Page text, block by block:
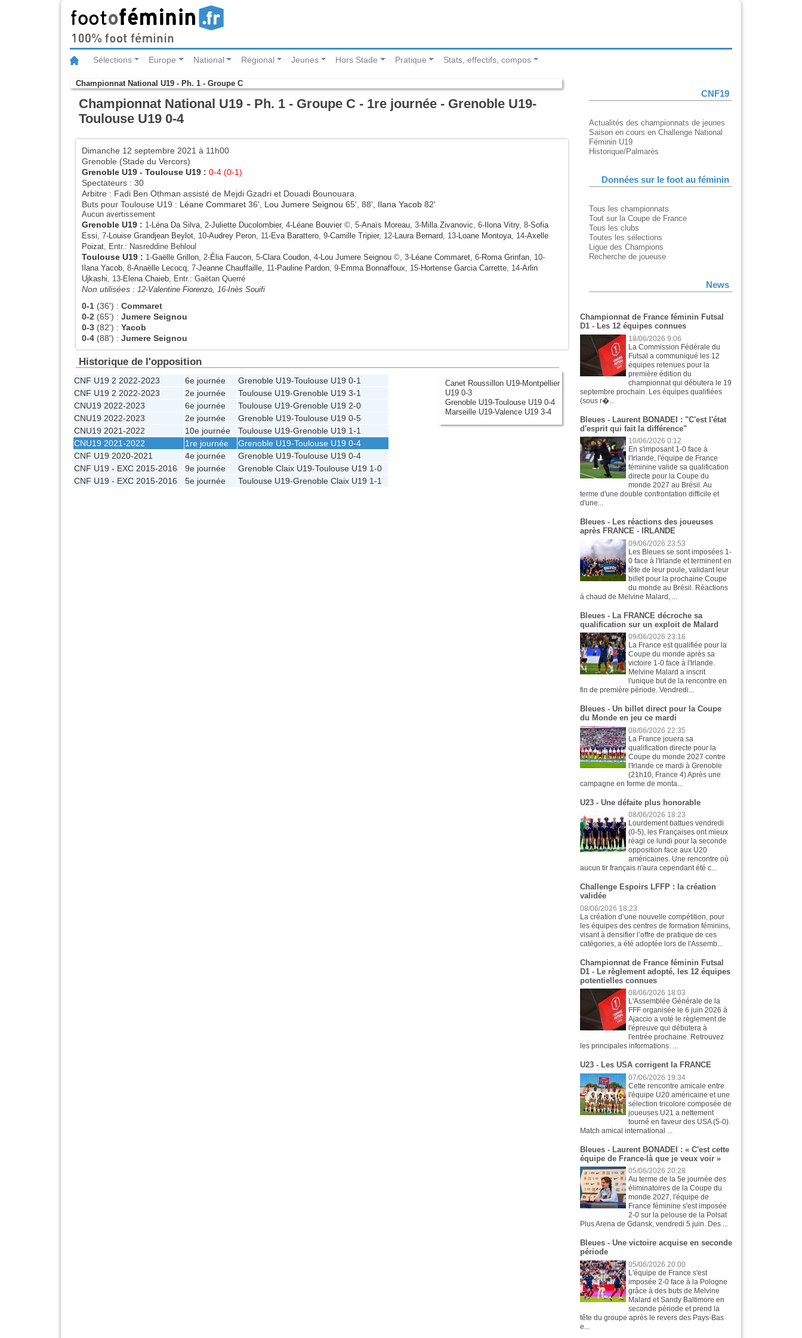
Sélections Europe National Régional Jeunes Hors Stade Pratique Stats, effectifs, compos
Championnat National U19 - Ph. 1 - Groupe C
Championnat National U19 - Ph. 1 - Groupe C - 1re journée - Grenoble U19-
Toulouse U19 0-4
Dimanche 12 septembre 2021 à 11h00
Grenoble (Stade du Vercors)
Grenoble U19 - Toulouse U19 : 0-4 (0-1)
Spectateurs : 30
Arbitre : Fadi Ben Othman assisté de Mejdi Gzadri et Douadi Bounouara.
Buts pour Toulouse U19 : Léane Commaret 36', Lou Jumere Seignou 65', 88', Ilana Yacob 82'
Aucun avertissement
Grenoble U19 : 1- Léna Da Silva , 2-Juliette Ducolombier, 4- Léane Bouvier ©, 5-Anaïs Moreau , 3-Milla Zivanovic , 6- Ilona Vitry, 8-Sofia
Essi , 7- Louise Grandjean Beylot , 10-Audrey Peron , 11-Eva Barattero , 9-Camille Tripier, 12- Laura Bernard , 13- Loane Montoya , 14-Axelle
Poizat , Entr.: Nasreddine Behloul
Toulouse U19 : 1-Gaëlle Grillon , 2-Élia Faucon , 5-Clara Coudon , 4- Lou Jumere Seignou ©, 3- Léane Commaret , 6-Roma Grinfan , 10-
Ilana Yacob , 8-Anaëlle Lecocq , 7-Jeanne Chauffaille , 11-Pauline Pardon , 9-Emma Bonnaffoux , 15-Hortense Garcia Carrette , 14-Arlin
Ujkashi , 13-Elena Chaieb , Entr.: Gaëtan Querré
Non utilisées : 12-Valentine Fiorenzo , 16-Inès Souifi
0-1 (36') : Commaret
0-2 (65') : Jumere Seignou
0-3 (82') : Yacob
0-4 (88') : Jumere Seignou
Historique de l'opposition
CNF U19 2 2022-2023 6e journée Grenoble U19-Toulouse U19 0-1
CNF U19 2 2022-2023
2e journée Toulouse U19-Grenoble U19 3-1
CNU19 2022-2023
6e journée Toulouse U19-Grenoble U19 2-0
CNU19 2022-2023
2e journée Grenoble U19-Toulouse U19 0-5
CNU19 2021-2022
10e journée Toulouse U19-Grenoble U19 1-1
CNU19 2021-2022
1re journée Grenoble U19-Toulouse U19 0-4
CNF U19 2020-2021
4e journée Grenoble U19-Toulouse U19 0-4
CNF U19 - EXC 2015-2016
9e journée Grenoble Claix U19-Toulouse U19 1-0
CNF U19 - EXC 2015-2016
5e journée Toulouse U19-Grenoble Claix U19 1-1
Canet Roussillon U19-Montpellier
U19 0-3
Grenoble U19-Toulouse U19 0-4
Marseille U19-Valence U19 3-4
CNF19
Actualités des championnats de jeunes
Saison en cours en Challenge National
Féminin U19
Historique/Palmarès
Données sur le foot au féminin
Tous les championnats
Tout sur la Coupe de France
Tous les clubs
Toutes les sélections
Ligue des Champions
Recherche de joueuse
News
Championnat de France féminin Futsal
D1 - Les 12 équipes connues
18/06/2026 9:06
La Commission Fédérale du
Futsal a communiqué les 12
équipes retenues pour la
première édition du
championnat qui débutera le 19
septembre prochain. Les équipes qualifiées
(sous r�...
Bleues - Laurent BONADEI : "C'est l'état
d'esprit qui fait la différence"
10/06/2026 0:12
En s'imposant 1-0 face à
l'Irlande, l'équipe de France
féminine valide sa qualification
directe pour la Coupe du
monde 2027 au Brésil. Au
terme d'une double confrontation difficile et
d'une...
Bleues - Les réactions des joueuses
après FRANCE - IRLANDE
09/06/2026 23:53
Les Bleues se sont imposées 1-
0 face à l'Irlande et terminent en
tête de leur poule, validant leur
billet pour la prochaine Coupe
du monde au Brésil. Réactions
à chaud de Melvine Malard, ...
Bleues - La FRANCE décroche sa
qualification sur un exploit de Malard
09/06/2026 23:16
La France est qualifiée pour la
Coupe du monde après sa
victoire 1-0 face à l'Irlande.
Melvine Malard a inscrit
l'unique but de la rencontre en
fin de première période. Vendredi...
Bleues - Un billet direct pour la Coupe
du Monde en jeu ce mardi
08/06/2026 22:35
La France jouera sa
qualification directe pour la
Coupe du monde 2027 contre
l'Irlande ce mardi à Grenoble
(21h10, France 4) Après une
campagne en forme de monta...
U23 - Une défaite plus honorable
08/06/2026 18:23
Lourdement battues vendredi
(0-5), les Françaises ont mieux
réagi ce lundi pour la seconde
opposition face aux U20
américaines. Une rencontre où
aucun tir français n'aura cependant été c...
Challenge Espoirs LFFP : la création
validée
08/06/2026 18:23
La création d’une nouvelle compétition, pour
les équipes des centres de formation féminins,
visant à densifier l’offre de pratique de ces
catégories, a été adoptée lors de l'Assemb...
Championnat de France féminin Futsal
D1 - Le règlement adopté, les 12 équipes
potentielles connues
08/06/2026 18:03
L'Assemblée Générale de la
FFF organisée le 6 juin 2026 à
Ajaccio a voté le règlement de
l'épreuve qui débutera à
l'entrée prochaine. Retrouvez
les principales informations. ...
U23 - Les USA corrigent la FRANCE
07/06/2026 19:34
Cette rencontre amicale entre
l'équipe U20 américaine et une
sélection tricolore composée de
joueuses U21 a nettement
tourné en faveur des USA (5-0).
Match amical international ...
Bleues - Laurent BONADEI : « C'est cette
équipe de France-là que je veux voir »
05/06/2026 20:28
Au terme de la 5e journée des
éliminatoires de la Coupe du
monde 2027, l'équipe de
France féminine s'est imposée
2-0 sur la pelouse de la Polsat
Plus Arena de Gdansk, vendredi 5 juin. Des ...
Bleues - Une victoire acquise en seconde
période
05/06/2026 20:00
L'équipe de France s'est
imposée 2-0 face à la Pologne
grâce à des buts de Melvine
Malard et Sandy Baltimore en
seconde période et prend la
tête du groupe après le revers des Pays-Bas
e...